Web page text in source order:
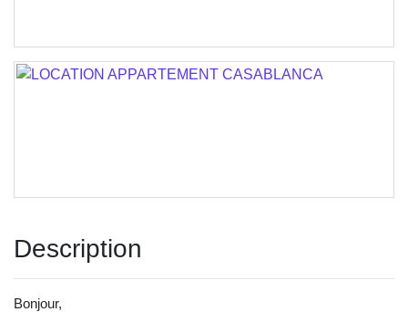
Description
Bonjour,